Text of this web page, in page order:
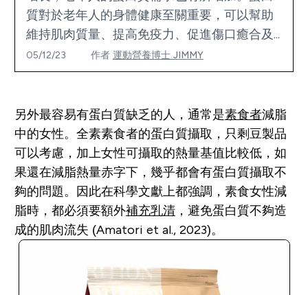
質對於老年人的身體健康至關重要，可以幫助
維持肌肉質量、提高免疫力、促進傷口癒合及...
05/12/23 作者 運動營養博士 JIMMY
另外最容易有蛋白質缺乏的人，通常是素食者減脂
中的女性。全素素食者的蛋白質攝取，只剩豆製品
可以考慮，加上女性可攝取的熱量基值比較低，如
果還在減脂熱量赤字下，幾乎都會有蛋白質攝取不
夠的問題。因此在科學文獻上都強調，素食女性減
脂時，都必須要額外補充乳清，避免蛋白質不夠造
成的肌肉流失 (Amatori et al., 2023)。